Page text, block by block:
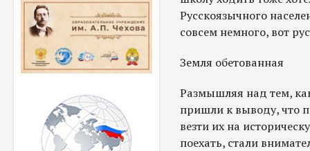
Русскоязычного
совсем немного, вот
Земля обетованная
Размышляя над тем,
пришли к выводу, что
везти их на
поехать, стали